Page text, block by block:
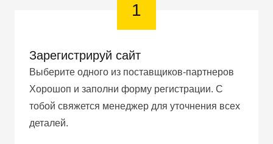
1
Зарегистрируй сайт
Выберите одного из поставщиков-партнеров
Хорошоп и заполни форму регистрации. С
тобой свяжется менеджер для уточнения всех
деталей.